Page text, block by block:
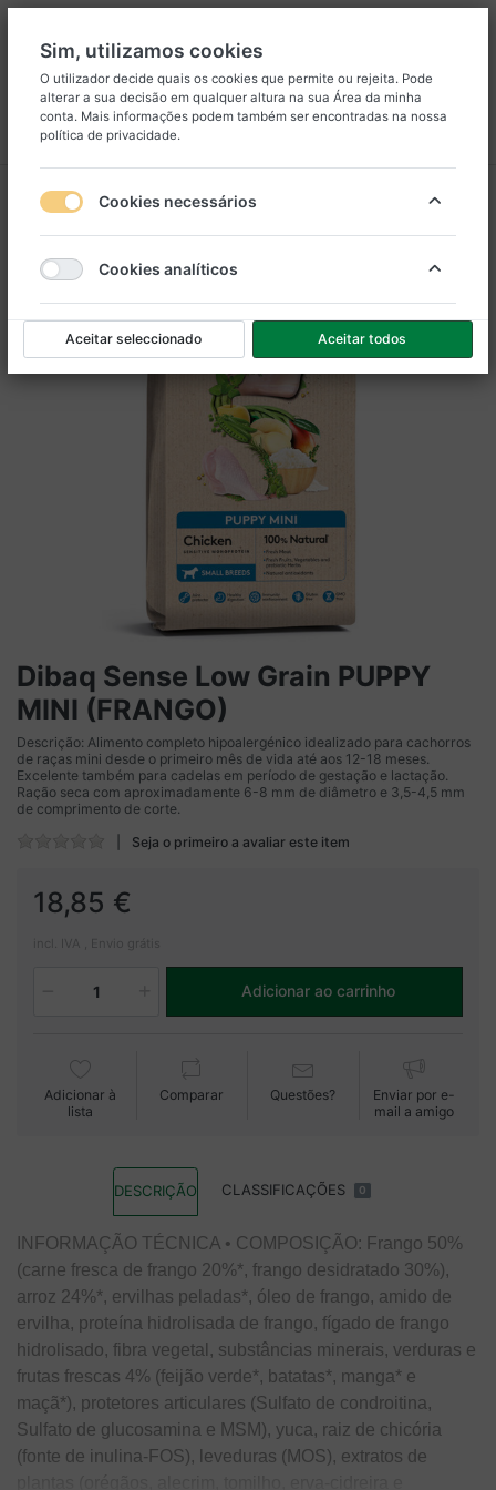
Menu Iniciar sessão
8
Dibaq Sense Low Grain PUPPY
MINI (FRANGO)
Descrição: Alimento completo hipoalergénico idealizado para cachorros
de raças mini desde o primeiro mês de vida até aos 12-18 meses.
Excelente também para cadelas em período de gestação e lactação.
Ração seca com aproximadamente 6-8 mm de diâmetro e 3,5-4,5 mm
de comprimento de corte.
Seja o primeiro a avaliar este item
18,85 €
incl. IVA , Envio grátis
1 Adicionar ao carrinho
Adicionar à
lista
Comparar Questões?
Enviar por e-
mail a amigo
DESCRIÇÃO CLASSIFICAÇÕES 0
INFORMAÇÃO TÉCNICA • COMPOSIÇÃO: Frango 50%
(carne fresca de frango 20%*, frango desidratado 30%),
arroz 24%*, ervilhas peladas*, óleo de frango, amido de
ervilha, proteína hidrolisada de frango, fígado de frango
hidrolisado, fibra vegetal, substâncias minerais, verduras e
frutas frescas 4% (feijão verde*, batatas*, manga* e
maçã*), protetores articulares (Sulfato de condroitina,
Sulfato de glucosamina e MSM), yuca, raiz de chicória
(fonte de inulina-FOS), leveduras (MOS), extratos de
Sim, utilizamos cookies
O utilizador decide quais os cookies que permite ou rejeita. Pode
alterar a sua decisão em qualquer altura na sua Área da minha
conta. Mais informações podem também ser encontradas na nossa
política de privacidade.
Cookies necessários
Cookies analíticos
Aceitar seleccionado Aceitar todos